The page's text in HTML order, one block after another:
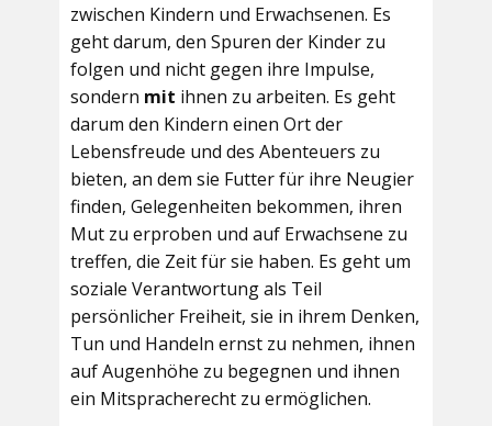
zwischen Kindern und Erwachsenen. Es
geht darum, den Spuren der Kinder zu
folgen und nicht gegen ihre Impulse,
sondern mit ihnen zu arbeiten. Es geht
darum den Kindern einen Ort der
Lebensfreude und des Abenteuers zu
bieten, an dem sie Futter für ihre Neugier
finden, Gelegenheiten bekommen, ihren
Mut zu erproben und auf Erwachsene zu
treffen, die Zeit für sie haben. Es geht um
soziale Verantwortung als Teil
persönlicher Freiheit, sie in ihrem Denken,
Tun und Handeln ernst zu nehmen, ihnen
auf Augenhöhe zu begegnen und ihnen
ein Mitspracherecht zu ermöglichen.